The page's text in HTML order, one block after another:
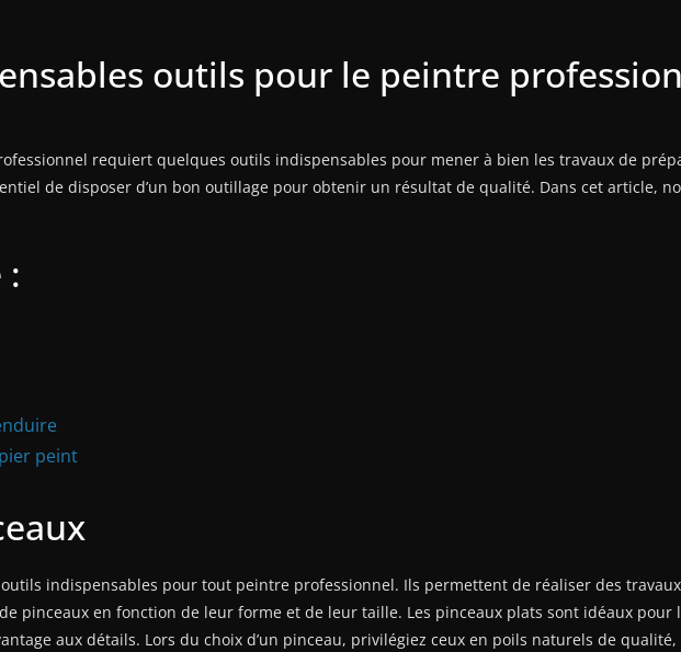
outils pour le peintre
requiert quelques outils indispensables pour mener à bien les travaux de
de disposer d’un bon outillage pour obtenir un résultat de qualité. Dans cet article,
peint
indispensables pour tout peintre professionnel. Ils permettent de réaliser des
pinceaux en fonction de leur forme et de leur taille. Les pinceaux plats sont idéaux
aux détails. Lors du choix d’un pinceau, privilégiez ceux en poils naturels de